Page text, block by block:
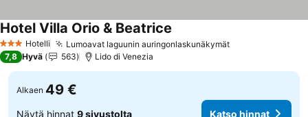
3 Tähtiluokitus
Hotelli Lumoavat laguunin auringonlaskunäkymätKatso hinnat
Hotel Villa Orio & Beatrice
7,8 Hyvä 563 Lido di Venezia
Alkaen 49 €
Näytä hinnat 9 sivustolta Katso hinnat